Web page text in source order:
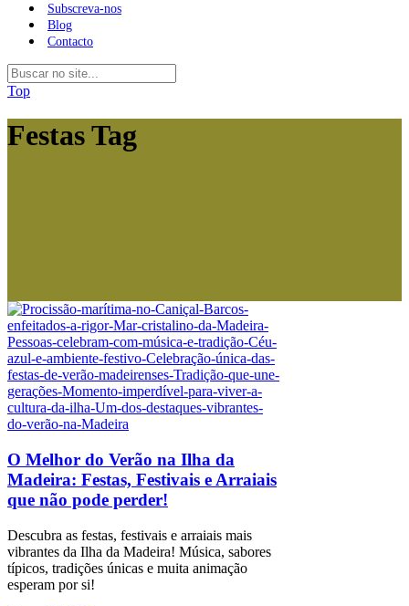
Subscreva-nos
Blog
Contacto
Top
Festas Tag
O Melhor do Verão na Ilha da
Madeira: Festas, Festivais e Arraiais
que não pode perder!
Descubra as festas, festivais e arraiais mais
vibrantes da Ilha da Madeira! Música, sabores
típicos, tradições únicas e muita animação
esperam por si!